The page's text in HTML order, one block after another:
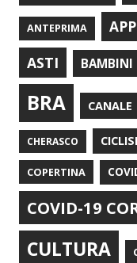
ANTEPRIMA
ASTI
BAMBINI
BRA CANALE
CHERASCO
COPERTINA
COVID-19
CULTURA